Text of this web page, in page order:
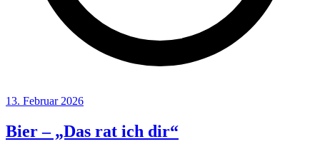
13. Februar 2026
Bier – „Das rat ich dir“